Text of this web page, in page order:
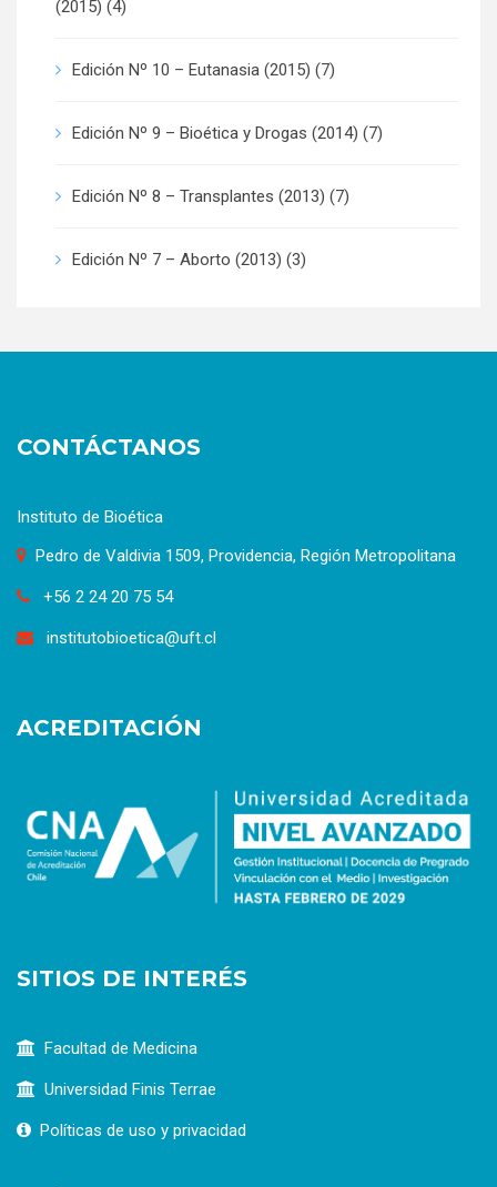
(2015) (4)
Edición Nº 10 – Eutanasia (2015) (7)
Edición Nº 9 – Bioética y Drogas (2014) (7)
Edición Nº 8 – Transplantes (2013) (7)
Edición Nº 7 – Aborto (2013) (3)
CONTÁCTANOS
Instituto de Bioética
Pedro de Valdivia 1509, Providencia, Región Metropolitana
+56 2 24 20 75 54
institutobioetica@uft.cl
ACREDITACIÓN
SITIOS DE INTERÉS
Facultad de Medicina
Universidad Finis Terrae
Políticas de uso y privacidad